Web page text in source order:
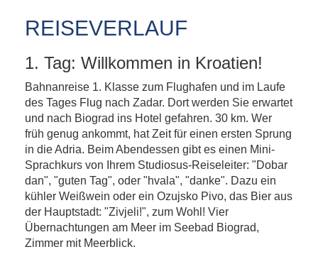
REISEVERLAUF
1. Tag: Willkommen in Kroatien!
Bahnanreise 1. Klasse zum Flughafen und im Laufe
des Tages Flug nach Zadar. Dort werden Sie erwartet
und nach Biograd ins Hotel gefahren. 30 km. Wer
früh genug ankommt, hat Zeit für einen ersten Sprung
in die Adria. Beim Abendessen gibt es einen Mini-
Sprachkurs von Ihrem Studiosus-Reiseleiter: "Dobar
dan", "guten Tag", oder "hvala", "danke". Dazu ein
kühler Weißwein oder ein Ozujsko Pivo, das Bier aus
der Hauptstadt: "Zivjeli!", zum Wohl! Vier
Übernachtungen am Meer im Seebad Biograd,
Zimmer mit Meerblick.